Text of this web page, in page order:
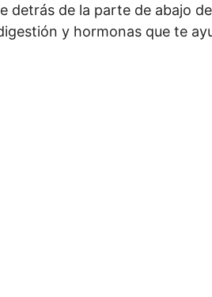
detrás de la parte de abajo
y hormonas que te